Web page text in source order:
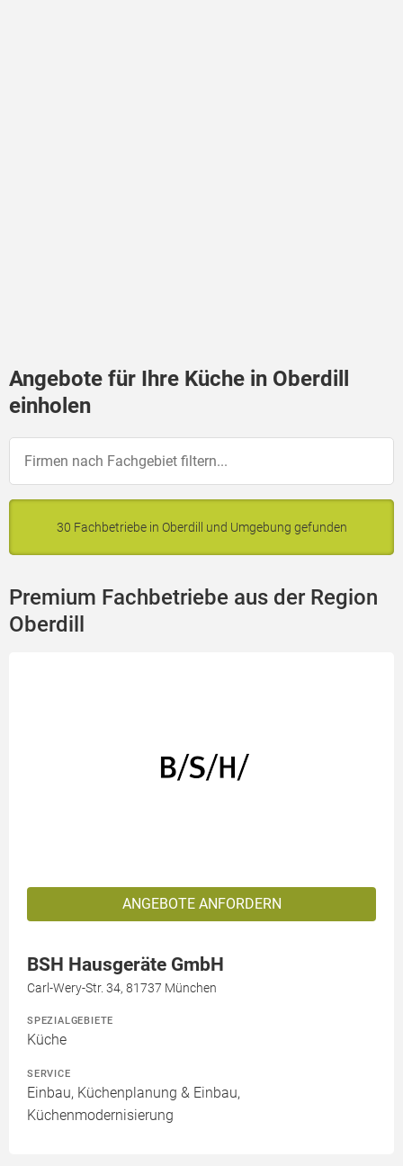
Angebote für Ihre Küche in Oberdill
einholen
30 Fachbetriebe in Oberdill und Umgebung gefunden
Premium Fachbetriebe aus der Region
Oberdill
ANGEBOTE ANFORDERN
BSH Hausgeräte GmbH
Carl-Wery-Str. 34, 81737 München
SPEZIALGEBIETE
Küche
SERVICE
Einbau, Küchenplanung & Einbau,
Küchenmodernisierung